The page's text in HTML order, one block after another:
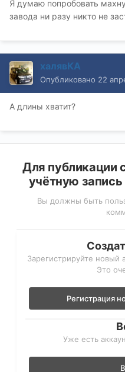
Я думаю попробовать
завода ни разу никто не
халявКА
Опубликовано 22
А длины хватит?
Для публикации
учётную запись
Вы должны быть
Зарегистрируйте новый
Это
Регистрация
Уже есть